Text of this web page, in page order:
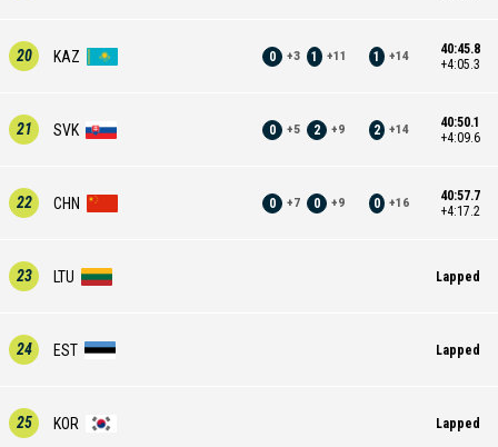
20 KAZ 0 +3 1 +11 1 +14
40:45.8
+4:05.3
21 SVK 0 +5 2 +9 2 +14
40:50.1
+4:09.6
22 CHN 0 +7 0 +9 0 +16
40:57.7
+4:17.2
23 LTU Lapped
24 EST Lapped
25 KOR Lapped